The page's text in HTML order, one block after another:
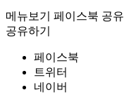
메뉴보기 페이스북 공유
공유하기
페이스북
트위터
네이버